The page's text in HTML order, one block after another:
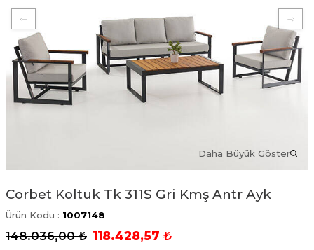
Daha Büyük Göster
Corbet Koltuk Tk 311S Gri Kmş Antr Ayk
Ürün Kodu : 1007148
148.036,00₺ 118.428,57 ₺